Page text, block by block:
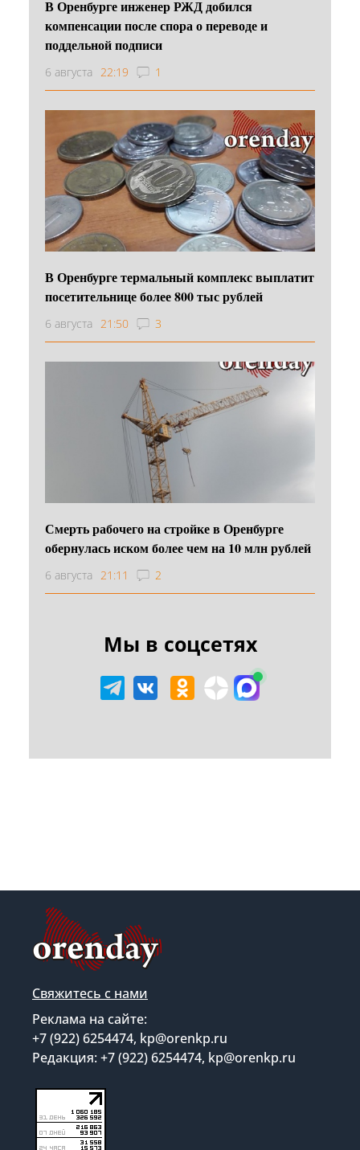
В Оренбурге инженер РЖД добился
компенсации после спора о переводе и
поддельной подписи
6 августа 22:19 1
В Оренбурге термальный комплекс выплатит
посетительнице более 800 тыс рублей
6 августа 21:50 3
Смерть рабочего на стройке в Оренбурге
обернулась иском более чем на 10 млн рублей
6 августа 21:11 2
Мы в соцсетях
Свяжитесь с нами
Реклама на сайте:
+7 (922) 6254474, kp@orenkp.ru
Редакция: +7 (922) 6254474, kp@orenkp.ru